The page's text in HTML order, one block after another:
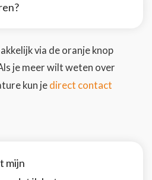
via de oranje knop
je meer wilt weten over
kun je direct contact
mijn